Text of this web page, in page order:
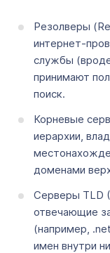
Резолверы
интернет-
службы
принимают
поиск.
Корневые
иерархии,
доменами
Серверы TLD
отвечающие
(например,
имен внутри